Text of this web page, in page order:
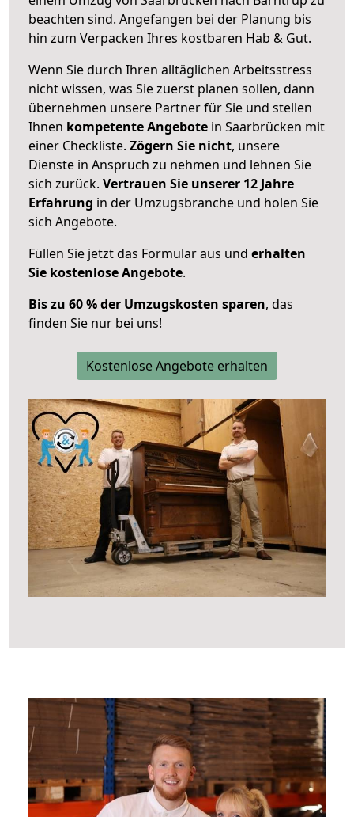
beachten sind. Angefangen bei der Planung bis
hin zum Verpacken Ihres kostbaren Hab & Gut.
Wenn Sie durch Ihren alltäglichen Arbeitsstress
nicht wissen, was Sie zuerst planen sollen, dann
übernehmen unsere Partner für Sie und stellen
Ihnen kompetente Angebote in Saarbrücken mit
einer Checkliste. Zögern Sie nicht, unsere
Dienste in Anspruch zu nehmen und lehnen Sie
sich zurück. Vertrauen Sie unserer 12 Jahre
Erfahrung in der Umzugsbranche und holen Sie
sich Angebote.
Füllen Sie jetzt das Formular aus und erhalten
Sie kostenlose Angebote.
Bis zu 60 % der Umzugskosten sparen, das
finden Sie nur bei uns!
Kostenlose Angebote erhalten